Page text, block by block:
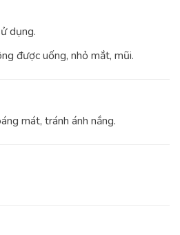
dụng.
được uống, nhỏ mắt, mũi.
mát, tránh ánh nắng.